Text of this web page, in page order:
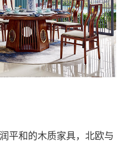
平和的木质家具，北欧与